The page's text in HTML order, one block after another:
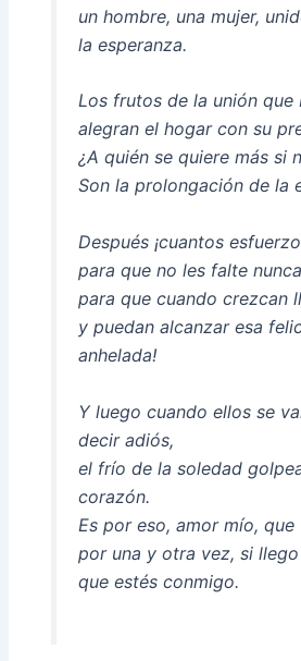
un hombre, una mujer,
la esperanza.
Los frutos de la unión que
alegran el hogar con su
¿A quién se quiere más si
Son la prolongación de la
Después ¡cuantos
para que no les falte
para que cuando crezcan
y puedan alcanzar esa
anhelada!
Y luego cuando ellos se
decir adiós,
el frío de la soledad
corazón.
Es por eso, amor mío,
por una y otra vez, si
que estés conmigo.